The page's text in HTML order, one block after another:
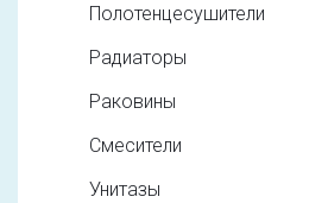
Полотенцесушители
Радиаторы
Раковины
Смесители
Унитазы